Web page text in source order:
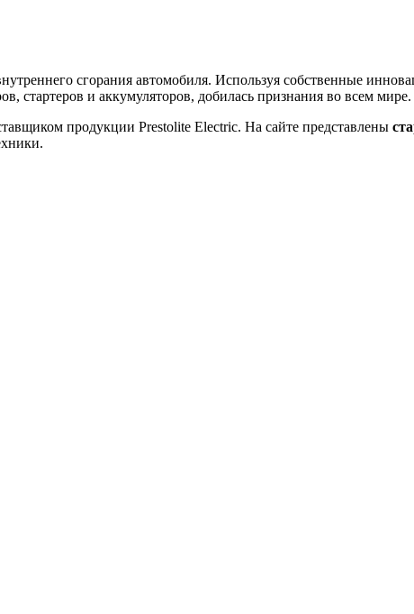
сгорания автомобиля. Используя собственные
стартеров и аккумуляторов, добилась признания во всем мире.
продукции Prestolite Electric. На сайте представлены